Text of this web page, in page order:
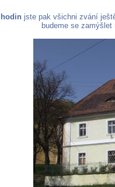
hodinjste pak všichni zvání
budeme se